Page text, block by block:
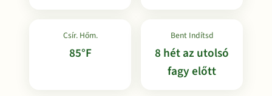
Csír. Hőm.
85°F
Bent Indítsd
8 hét az utolsó
fagy előtt